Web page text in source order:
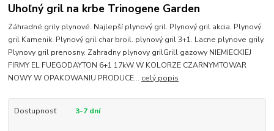
Uhoľný gril na krbe Trinogene Garden
Záhradné grily plynové. Najlepší plynový gril. Plynový gril akcia. Plynový
gril Kamenik. Plynový gril char broil. plynový gril 3+1. Lacne plynove grily.
Plynovy gril prenosny. Zahradny plynovy grilGrill gazowy NIEMIECKIEJ
FIRMY EL FUEGODAYTON 6+1 17kW W KOLORZE CZARNYMTOWAR
NOWY W OPAKOWANIU PRODUCE... celý popis
Dostupnosť 3-7 dní